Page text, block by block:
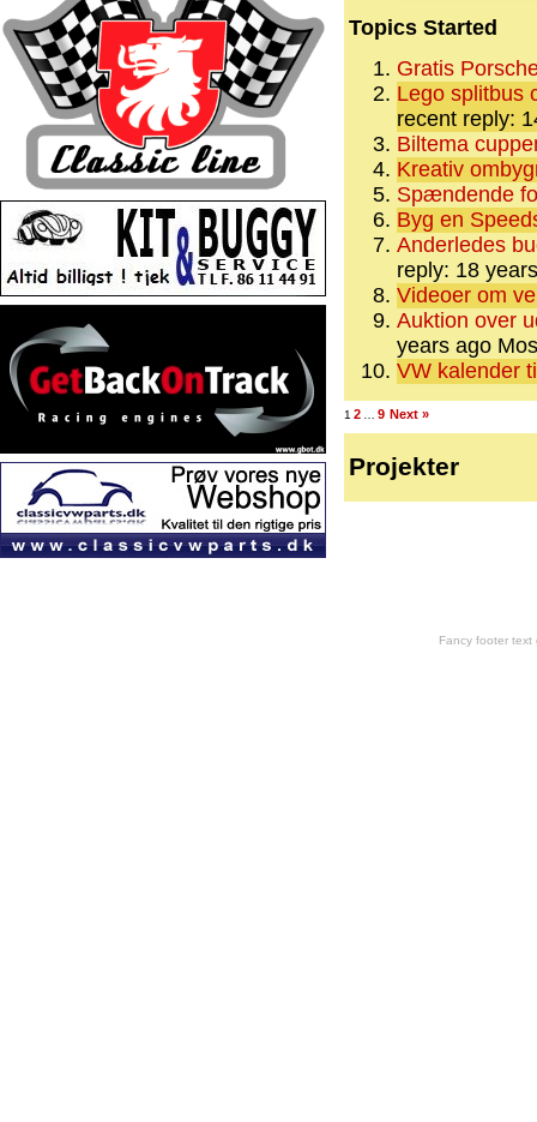
Topics Started
Gratis
Lego splitbus
recent reply:
Biltema
Kreativ
Spændende
Byg en
Anderledes
reply: 18
Videoer om
Auktion over
years ago
VW kalender
1 2 9 Next »
Projekter
Fancy footer